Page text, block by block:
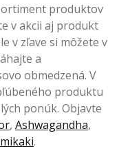
produktov
v akcii aj produkt
v zľave si môžete v
a
obmedzená. V
produktu
ponúk. Objavte
, Ashwagandha,
.